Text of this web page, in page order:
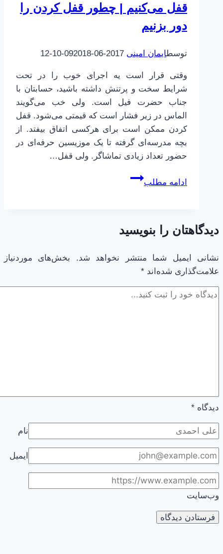
قفل می‌کنیم | چطور قفل کردن را
دور بزنیم
توسطایمان امینی 2017-06-09
2018-10-12
وقتی قرار است یه اجرای خوب را در تحت
شرایط سخت و پرتنش داشته باشید، حسابتان با
جناب حضرت فیل است. ولی خب می‌گویند
الماس در زیر فشار است که قیمتی می‌شود. قفل
کردن ممکن است برای هرکسی اتفاق بیفتد. از
بچه مدرسه‌ای گرفته تا یک موزیسین حرفه‌ای در
حضور تعداد زیادی تماشاگر. ولی قفل…
ادامه مطلب
چرا
تحت
قفل
می‌کنیم
|
چطور
دیدگاهتان را بنویسید
نشانی ایمیل شما منتشر نخواهد شد.
بخش‌های موردنیاز
علامت‌گذاری شده‌اند *
دیدگاه *
نام
ایمیل
وب‌سایت